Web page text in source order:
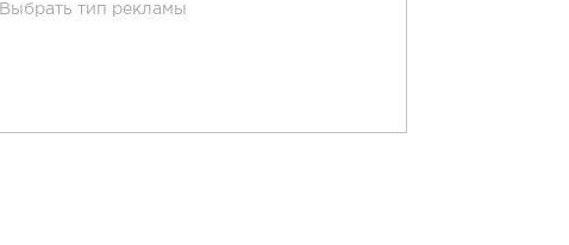
Выбрать тип рекламы